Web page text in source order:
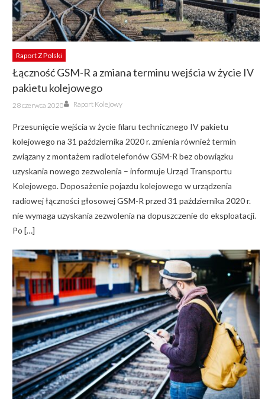
Raport Z Polski
Łączność GSM-R a zmiana terminu wejścia w życie IV
pakietu kolejowego
Posted
on
28 czerwca 2020 Author
Raport Kolejowy
Przesunięcie wejścia w życie filaru technicznego IV pakietu
kolejowego na 31 października 2020 r. zmienia również termin
związany z montażem radiotelefonów GSM-R bez obowiązku
uzyskania nowego zezwolenia – informuje Urząd Transportu
Kolejowego. Doposażenie pojazdu kolejowego w urządzenia
radiowej łączności głosowej GSM-R przed 31 października 2020 r.
nie wymaga uzyskania zezwolenia na dopuszczenie do eksploatacji.
Po […]